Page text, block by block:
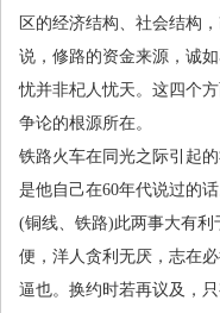
区的经济结构、社会结构
说，修路的资金来源，诚
忧并非杞人忧天。这四个
争论的根源所在。
铁路火车在同光之际引起
是他自己在60年代说过的
(铜线、铁路)此两事大有利
便，洋人贪利无厌，志在
逼也。换约时若再议及，